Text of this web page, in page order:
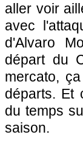
aller voir
avec
d'Alvaro
départ du
mercato,
départs. Et
du temps
saison.